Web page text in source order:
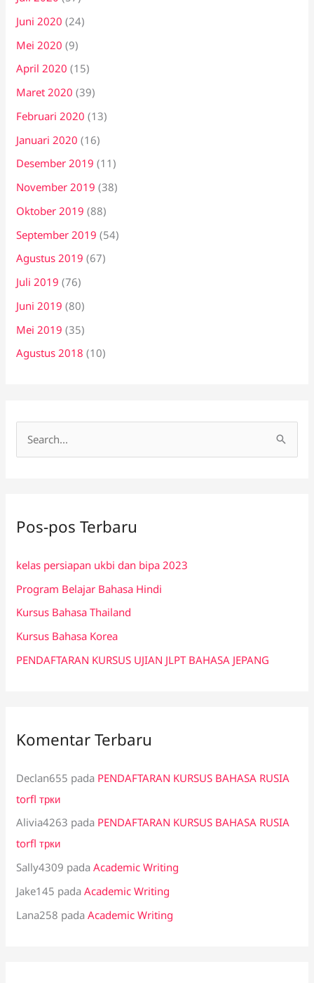
Juni 2020 (24)
Mei 2020 (9)
April 2020 (15)
Maret 2020 (39)
Februari 2020 (13)
Januari 2020 (16)
Desember 2019 (11)
November 2019 (38)
Oktober 2019 (88)
September 2019 (54)
Agustus 2019 (67)
Juli 2019 (76)
Juni 2019 (80)
Mei 2019 (35)
Agustus 2018 (10)
u
t
u
k
:
Pos-pos Terbaru
kelas persiapan ukbi dan bipa 2023
Program Belajar Bahasa Hindi
Kursus Bahasa Thailand
Kursus Bahasa Korea
PENDAFTARAN KURSUS UJIAN JLPT BAHASA JEPANG
Komentar Terbaru
Declan655 pada PENDAFTARAN KURSUS BAHASA RUSIA
torfl трки
Alivia4263 pada PENDAFTARAN KURSUS BAHASA RUSIA
torfl трки
Sally4309 padaAcademic Writing
Jake145 padaAcademic Writing
Lana258 padaAcademic Writing